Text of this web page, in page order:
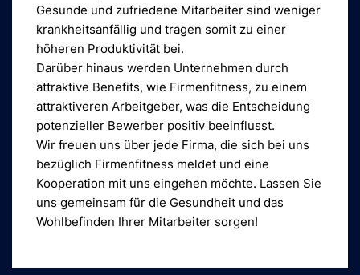
Gesunde und zufriedene Mitarbeiter sind weniger
krankheitsanfällig und tragen somit zu einer
höheren Produktivität bei.
Darüber hinaus werden Unternehmen durch
attraktive Benefits, wie Firmenfitness, zu einem
attraktiveren Arbeitgeber, was die Entscheidung
potenzieller Bewerber positiv beeinflusst.
Wir freuen uns über jede Firma, die sich bei uns
bezüglich Firmenfitness meldet und eine
Kooperation mit uns eingehen möchte. Lassen Sie
uns gemeinsam für die Gesundheit und das
Wohlbefinden Ihrer Mitarbeiter sorgen!